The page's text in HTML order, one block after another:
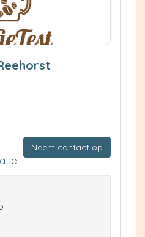
Neem contact op